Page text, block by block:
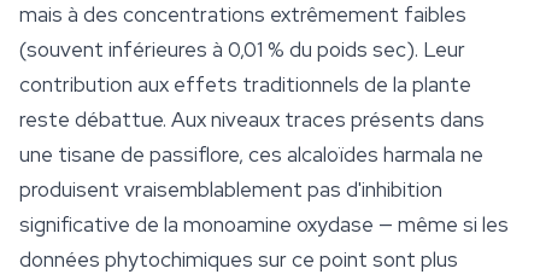
mais à des concentrations extrêmement faibles
(souvent inférieures à 0,01 % du poids sec). Leur
contribution aux effets traditionnels de la plante
reste débattue. Aux niveaux traces présents dans
une tisane de passiflore, ces alcaloïdes harmala ne
produisent vraisemblablement pas d'inhibition
significative de la monoamine oxydase — même si les
données phytochimiques sur ce point sont plus